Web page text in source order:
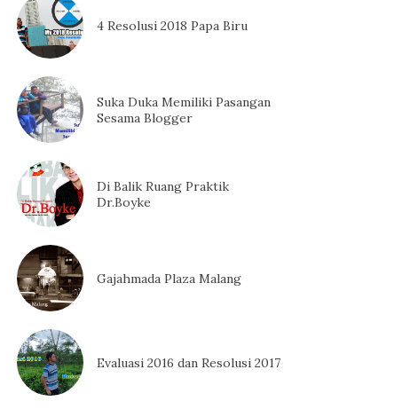
4 Resolusi 2018 Papa Biru
Suka Duka Memiliki Pasangan
Sesama Blogger
Di Balik Ruang Praktik
Dr.Boyke
Gajahmada Plaza Malang
Evaluasi 2016 dan Resolusi 2017